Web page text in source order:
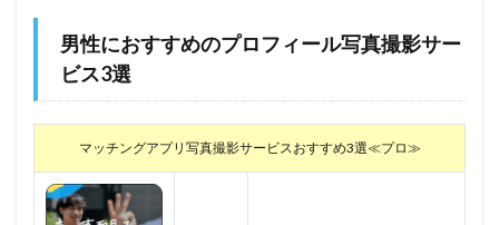
男性におすすめのプロフィール写真撮影サー
ビス3選
マッチングアプリ写真撮影サービスおすすめ3選≪プロ≫